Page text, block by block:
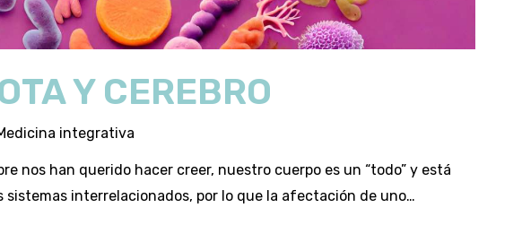
Y CEREBRO
integrativa
nos han querido hacer creer, nuestro cuerpo es un “todo” y está
sistemas interrelacionados, por lo que la afectación de uno…